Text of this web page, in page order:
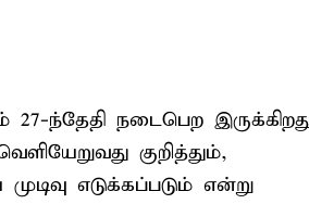
ந்தேதி நடைபெற
குறித்தும்,
எடுக்கப்படும் என்று